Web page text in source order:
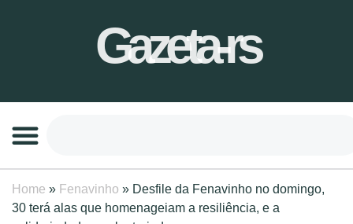
Gazeta-rs
Home » Fenavinho » Desfile da Fenavinho no domingo,
30 terá alas que homenageiam a resiliência, e a